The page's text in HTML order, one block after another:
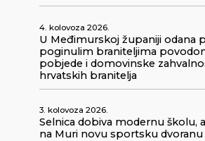
4. kolovoza 2026.
U Međimurskoj županiji odana
poginulim braniteljima
pobjede i domovinske
hrvatskih branitelja
3. kolovoza 2026.
Selnica dobiva modernu školu,
na Muri novu sportsku dvoranu